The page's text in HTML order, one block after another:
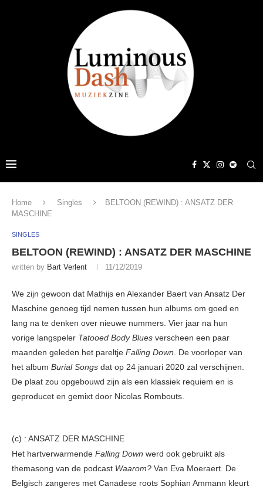
Home Singles
BELTOON (REWIND) : ANSATZ DER
MASCHINE
SINGLES
BELTOON (REWIND) : ANSATZ DER MASCHINE
written by Bart Verlent 11/12/2019
We zijn gewoon dat Mathijs en Alexander Baert van Ansatz Der
Maschine genoeg tijd nemen tussen hun albums om goed en
lang na te denken over nieuwe nummers. Vier jaar na hun
vorige langspeler Tatooed Body Blues verscheen een paar
maanden geleden het pareltje Falling Down. De voorloper van
het album Burial Songs dat op 24 januari 2020 zal verschijnen.
De plaat zou opgebouwd zijn als een klassiek requiem en is
geproducet en gemixt door Nicolas Rombouts.
(c) : ANSATZ DER MASCHINE
Het hartverwarmende Falling Down werd ook gebruikt als
themasong van de podcast Waarom? Van Eva Moeraert. De
Belgisch zangeres met Canadese roots Sophian Ammann kleurt